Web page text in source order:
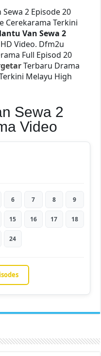
2 Episode 20
Cerekarama Terkini
Van Sewa 2
Video. Dfm2u
Full Episod 20
Terbaru Drama
Melayu High
Sewa 2
Video
6 7 8 9
15 16 17 18
24